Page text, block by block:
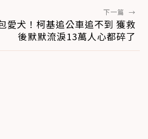
下一篇 →
愛犬！柯基追公車追不到 獲救
後默默流淚13萬人心都碎了